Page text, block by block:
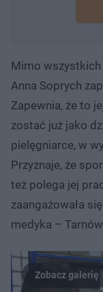
Mimo
Anna Soprych
Zapewnia, że to
zostać już jako
pielęgniarce, w
Przyznaje, że
też polega jej
zaangażowała
medyka –